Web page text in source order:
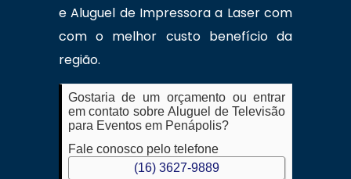
e Aluguel de Impressora a Laser com
com o melhor custo benefício da
região.
Gostaria de um orçamento ou entrar
em contato sobre Aluguel de Televisão
para Eventos em Penápolis?
Fale conosco pelo telefone
(16) 3627-9889